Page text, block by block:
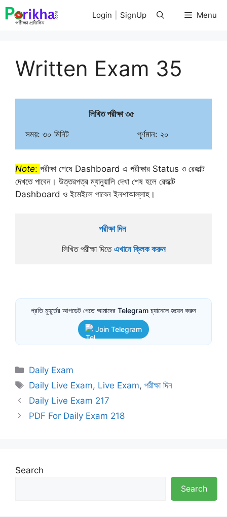
Skip
to
Menu
Login SignUp
Written Exam 35
লিখিত পরীক্ষা ৩৫
সময়: ৩০ মিনিট                           পূর্ণমান: ২০
Note: পরীক্ষা শেষে Dashboard এ পরীক্ষার Status ও রেজাল্ট
দেখতে পাবেন। উত্তরপত্র ম্যানুয়ালি দেখা শেষ হলে রেজাল্ট
Dashboard ও ইমেইলে পাবেন ইনশাআল্লাহ।
পরীক্ষা দিন
লিখিত পরীক্ষা দিতে এখানে ক্লিক করুন
প্রতি মুহূর্তের আপডেট পেতে আমাদের Telegram চ্যানেলে জয়েন করুন
Join Telegram
Categories
Daily Exam
Tags
Daily Live Exam, Live Exam,পরীক্ষা দিন
Daily Live Exam 217
PDF For Daily Exam 218
Search
Search